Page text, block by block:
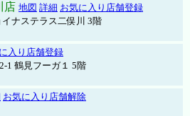
店 地図 詳細 お気に入り店舗登録
ナステラス二俣川 3階
入り店舗登録
1 鶴見フーガ１ 5階
お気に入り店舗解除